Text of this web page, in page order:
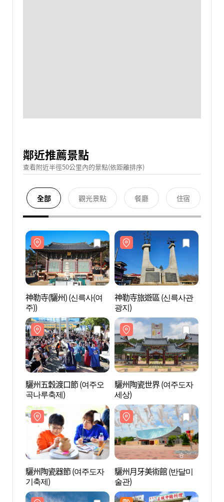
鄰近推薦景點
查看附近半徑50公里內的景點(依距離排序)
全部 觀光景點 餐廳 住宿
神勒寺(驪州) (신륵사(여
주))
神勒寺旅遊區 (신륵사관
광지)
驪州五穀渡口節 (여주오
곡나루축제)
驪州陶瓷世界 (여주도자
세상)
驪州陶瓷器節 (여주도자
기축제)
驪州月牙美術館 (반달미
술관)